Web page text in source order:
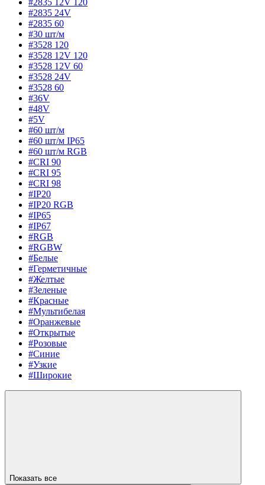
#2835 12V 120
#2835 24V
#2835 60
#30 шт/м
#3528 120
#3528 12V 120
#3528 12V 60
#3528 24V
#3528 60
#36V
#48V
#5V
#60 шт/м
#60 шт/м IP65
#60 шт/м RGB
#CRI 90
#CRI 95
#CRI 98
#IP20
#IP20 RGB
#IP65
#IP67
#RGB
#RGBW
#Белые
#Герметичные
#Желтые
#Зеленые
#Красные
#Мультибелая
#Оранжевые
#Открытые
#Розовые
#Синие
#Узкие
#Широкие
Показать все